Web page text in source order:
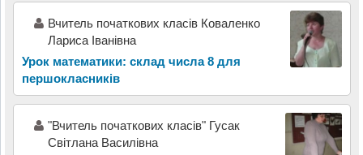
Вчитель початкових класів Коваленко
Лариса Іванівна
Урок математики: склад числа 8 для
першокласників
"Вчитель початкових класів" Гусак
Світлана Василівна